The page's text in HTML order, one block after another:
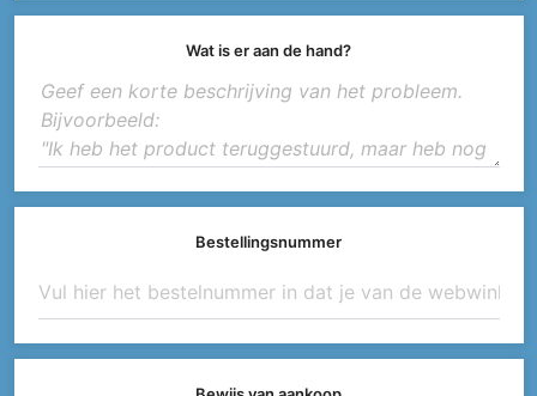
Wat is er aan de hand?
Bestellingsnummer